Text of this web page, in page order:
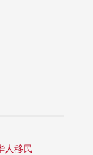
人移民